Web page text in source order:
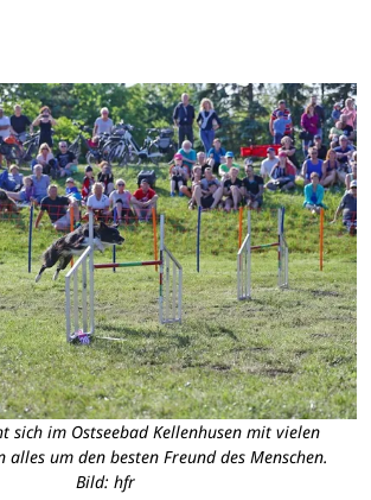
sich im Ostseebad Kellenhusen mit vielen
alles um den besten Freund des Menschen.
Bild: hfr